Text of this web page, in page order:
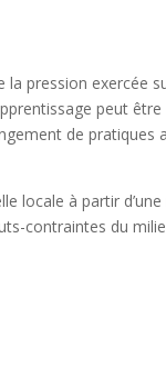
pression exercée
peut être
de
locale à partir
contraintes du